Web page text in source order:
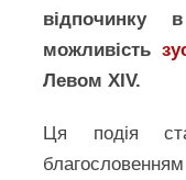
відпочинку
можливість
Левом XIV.
Ця подія